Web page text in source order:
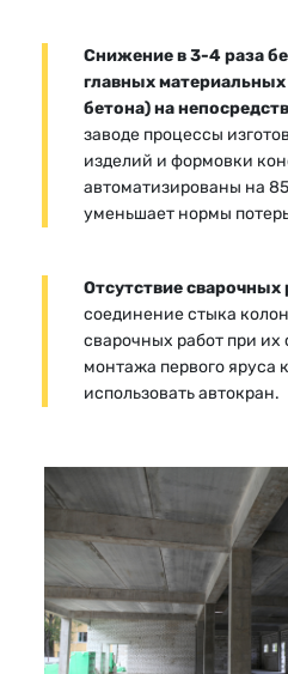
Снижение в 3-4 раза
главных
бетона) на
заводе процессы
изделий и формовки
автоматизированы на
уменьшает нормы
Отсутствие сварочных
соединение стыка
сварочных работ при их
монтажа первого яруса
использовать автокран.